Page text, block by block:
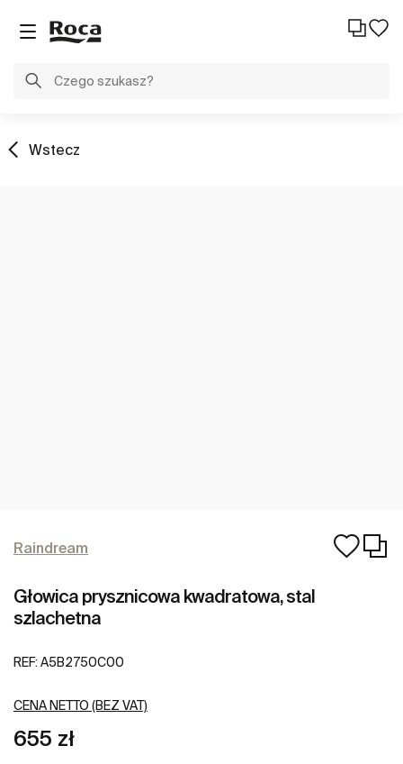
Wstecz
Raindream
Głowica prysznicowa kwadratowa, stal
szlachetna
REF: A5B2750C00
CENA NETTO (BEZ VAT)
655 zł